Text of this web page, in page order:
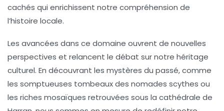
cachés qui enrichissent notre compréhension de
l’histoire locale.
Les avancées dans ce domaine ouvrent de nouvelles
perspectives et relancent le débat sur notre héritage
culturel. En découvrant les mystères du passé, comme
les somptueuses tombeaux des nomades scythes ou
les riches mosaïques retrouvées sous la cathédrale de